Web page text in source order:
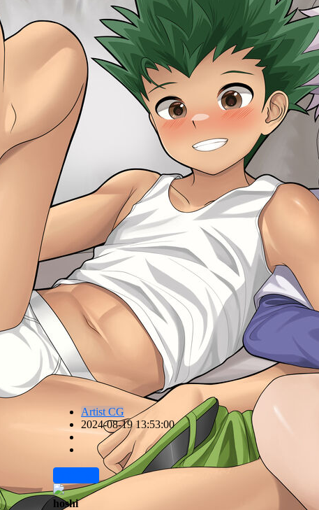
Artist CG
2024-08-19 13:53:00
hoshi